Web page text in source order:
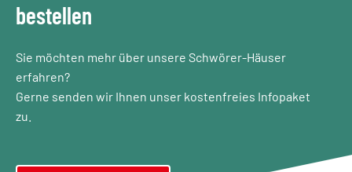
bestellen
Sie möchten mehr über unsere Schwörer-Häuser
erfahren?
Gerne senden wir Ihnen unser kostenfreies Infopaket
zu.